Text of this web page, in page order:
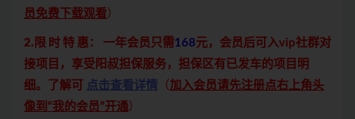
员免费下载观看）
2.限 时 特 惠： 一年会员只需168元，会员后可入vip社群对
接项目，享受阳叔担保服务，担保区有已发车的项目明
细。了解可
点击查看详情 （ 加入会员请先注册点右上角头
像到“我的会员”开通）